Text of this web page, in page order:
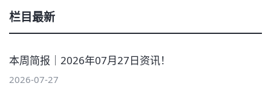
栏目最新
本周简报｜2026年07月27日资讯！
2026-07-27